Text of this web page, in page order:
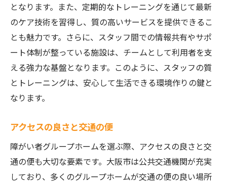
となります。また、定期的なトレーニングを通じて最新
のケア技術を習得し、質の高いサービスを提供できるこ
とも魅力です。さらに、スタッフ間での情報共有やサポ
ート体制が整っている施設は、チームとして利用者を支
える強力な基盤となります。このように、スタッフの質
とトレーニングは、安心して生活できる環境作りの鍵と
なります。
アクセスの良さと交通の便
障がい者グループホームを選ぶ際、アクセスの良さと交
通の便も大切な要素です。大阪市は公共交通機関が充実
しており、多くのグループホームが交通の便の良い場所